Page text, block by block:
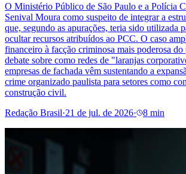
O Ministério Público de São Paulo e a Polícia
Senival Moura como suspeito de integrar a
que, segundo as apurações, teria sido utilizada
ocultar recursos atribuídos ao PCC. O caso
financeiro à facção criminosa mais poderosa do
debate sobre como redes de "laranjas
empresas de fachada vêm sustentando a
crime organizado paulista para setores como
construção civil.
Redação Brasil·21 de jul. de 2026· 8 min